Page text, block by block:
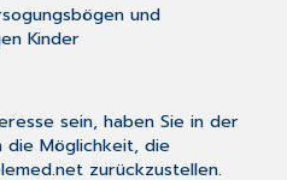
und
Kinder
sein, haben Sie in der
die Möglichkeit, die
zurückzustellen.